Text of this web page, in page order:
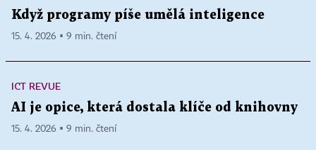
Když programy píše umělá inteligence
15. 4. 2026 ▪ 9 min. čtení
ICT REVUE
AI je opice, která dostala klíče od knihovny
15. 4. 2026 ▪ 9 min. čtení